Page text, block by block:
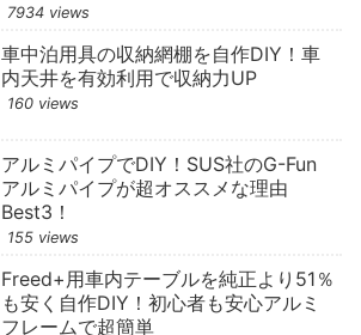
7934 views
車中泊用具の収納網棚を自作DIY！車
内天井を有効利用で収納力UP
160 views
アルミパイプでDIY！SUS社のG-Fun
アルミパイプが超オススメな理由
Best3！
155 views
Freed+用車内テーブルを純正より51％
も安く自作DIY！初心者も安心アルミ
フレームで超簡単